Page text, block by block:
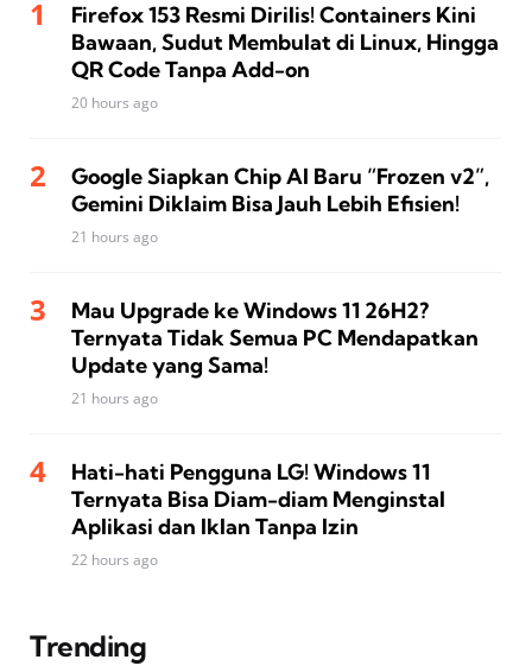
Firefox 153 Resmi Dirilis! Containers Kini
Bawaan, Sudut Membulat di Linux, Hingga
QR Code Tanpa Add-on
20 hours ago
Google Siapkan Chip AI Baru “Frozen v2”,
Gemini Diklaim Bisa Jauh Lebih Efisien!
21 hours ago
Mau Upgrade ke Windows 11 26H2?
Ternyata Tidak Semua PC Mendapatkan
Update yang Sama!
21 hours ago
Hati-hati Pengguna LG! Windows 11
Ternyata Bisa Diam-diam Menginstal
Aplikasi dan Iklan Tanpa Izin
22 hours ago
Trending